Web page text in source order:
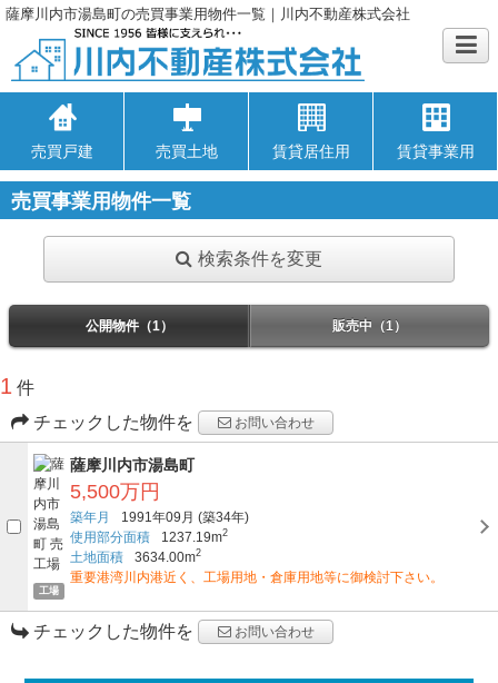
薩摩川内市湯島町の売買事業用物件一覧｜川内不動産株式会社
売買戸建 売買土地 賃貸居住用 賃貸事業用
売買事業用物件一覧
検索条件を変更
公開物件（1） 販売中（1）
1 件
チェックした物件を
お問い合わせ
工場
薩摩川内市湯島町
5,500万円
築年月 1991年09月 (築34年)
使用部分面積
1237.19m2
土地面積 3634.00m2
重要港湾川内港近く、工場用地・倉庫用地等に御検討下さい。
チェックした物件を お問い合わせ